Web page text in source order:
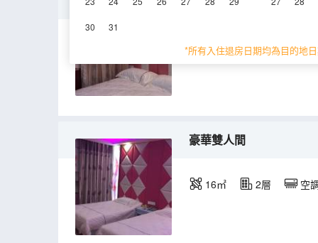
30 31
*所有入住退房日期均為目的地
15㎡ 2層 空
豪華雙人間
16㎡ 2層 空